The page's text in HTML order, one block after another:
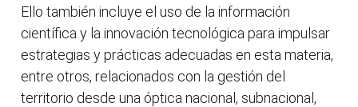
Ello también incluye el uso de la información
científica y la innovación tecnológica para impulsar
estrategias y prácticas adecuadas en esta materia,
entre otros, relacionados con la gestión del
territorio desde una óptica nacional, subnacional,